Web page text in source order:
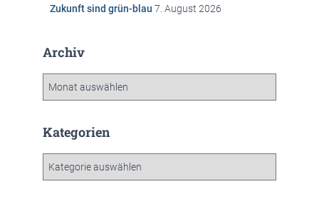
Zukunft sind grün-blau 7. August 2026
Archiv
h
Kategorien